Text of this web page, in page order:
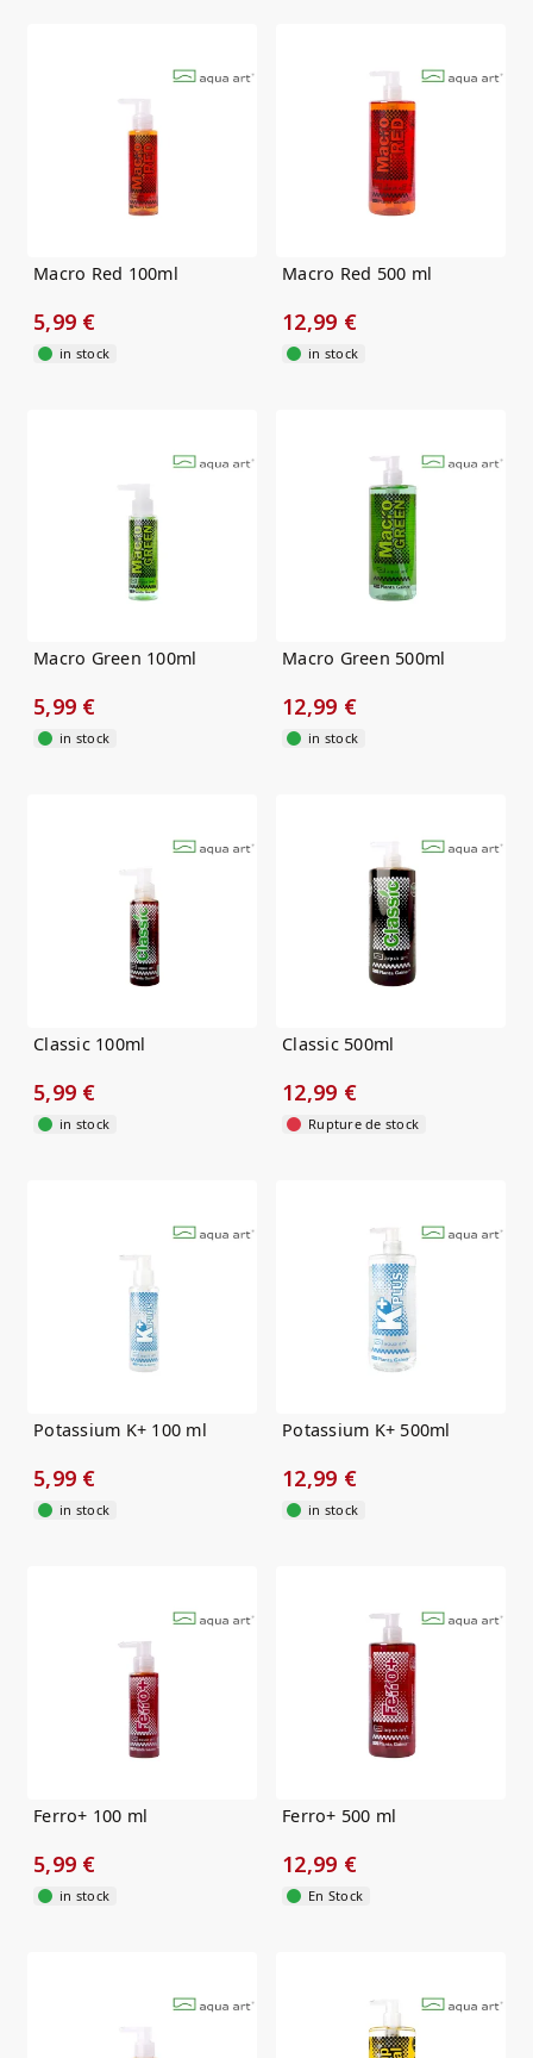
Macro Red 100ml
5,99 €
in stock
Macro Red 500 ml
12,99 €
in stock
Macro Green 100ml
5,99 €
in stock
Macro Green 500ml
12,99 €
in stock
Classic 100ml
5,99 €
in stock
Classic 500ml
12,99 €
Rupture de stock
Potassium K+ 100 ml
5,99 €
in stock
Potassium K+ 500ml
12,99 €
in stock
Ferro+ 100 ml
5,99 €
in stock
Ferro+ 500 ml
12,99 €
En Stock